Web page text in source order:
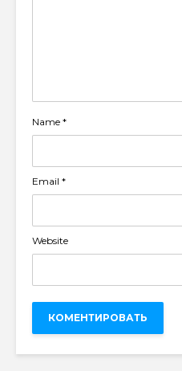
Name *
Email *
Website